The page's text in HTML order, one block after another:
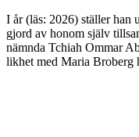
I år (läs: 2026) ställer han
gjord av honom själv
nämnda Tchiah Ommar
likhet med Maria Broberg